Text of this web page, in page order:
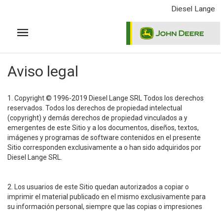
principal
Diesel Lange
Aviso legal
1. Copyright © 1996-2019 Diesel Lange SRL Todos los derechos
reservados. Todos los derechos de propiedad intelectual
(copyright) y demás derechos de propiedad vinculados a y
emergentes de este Sitio y a los documentos, diseños, textos,
imágenes y programas de software contenidos en el presente
Sitio corresponden exclusivamente a o han sido adquiridos por
Diesel Lange SRL.
2. Los usuarios de este Sitio quedan autorizados a copiar o
imprimir el material publicado en el mismo exclusivamente para
su información personal, siempre que las copias o impresiones